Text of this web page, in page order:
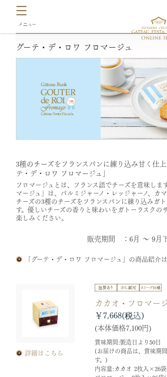
グーテ・デ・ロワ フロマージュ
3種のチーズをフランスパンに練り込み甘く仕
テ・デ・ロワ フロマージュ」
フロマージュとは、フランス語でチーズを意味しま
マージュ」は、パルミジャーノ・レッジャーノ、カ
チーズの3種のチーズをフランスパンに練り込みガ
す。優しいチーズの香りと味わいをガトーラスクの
楽しみください。
販売期間 ：6月 ～ 9月
「グーテ・デ・ロワ フロマージュ」の商品紹介
詳細はこちら
カカオ・フロマー
賞味期間:製造日より50日
(お届けの商品は、賞味期
す。)
内容量:カカオ 2枚入×26
￥7,668
(本体価格7,100円)